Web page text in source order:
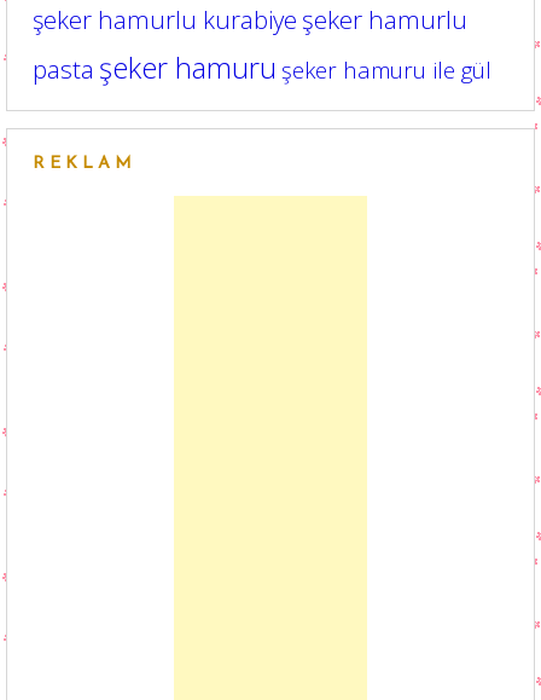
şeker hamurlu kurabiye şeker hamurlu
pasta şeker hamuru şeker hamuru ile gül
REKLAM